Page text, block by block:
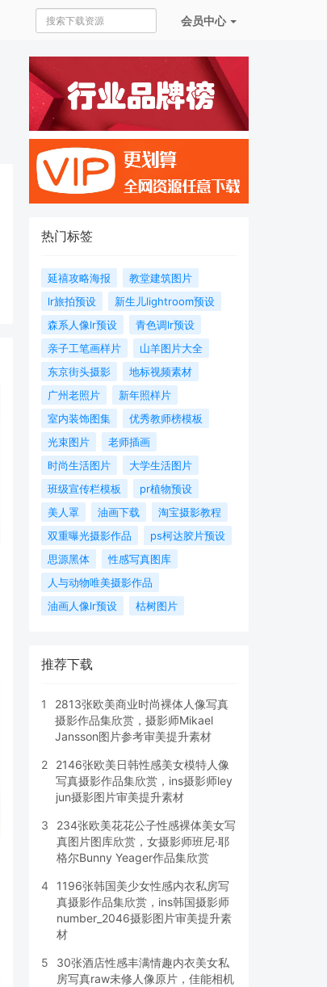
会员中心
热门标签
延禧攻略海报
教堂建筑图片
lr旅拍预设
新生儿lightroom预设
森系人像lr预设
青色调lr预设
亲子工笔画样片
山羊图片大全
东京街头摄影
地标视频素材
广州老照片
新年照样片
室内装饰图集
优秀教师榜模板
光束图片
老师插画
时尚生活图片
大学生活图片
班级宣传栏模板
pr植物预设
美人罩
油画下载
淘宝摄影教程
双重曝光摄影作品
ps柯达胶片预设
思源黑体
性感写真图库
人与动物唯美摄影作品
油画人像lr预设
枯树图片
推荐下载
1
2813张欧美商业时尚裸体人像写真
摄影作品集欣赏，摄影师Mikael
Jansson图片参考审美提升素材
2
2146张欧美日韩性感美女模特人像
写真摄影作品集欣赏，ins摄影师ley
jun摄影图片审美提升素材
3
234张欧美花花公子性感裸体美女写
真图片图库欣赏，女摄影师班尼·耶
格尔Bunny Yeager作品集欣赏
4
1196张韩国美少女性感内衣私房写
真摄影作品集欣赏，ins韩国摄影师
number_2046摄影图片审美提升素
材
5
30张酒店性感丰满情趣内衣美女私
房写真raw未修人像原片，佳能相机